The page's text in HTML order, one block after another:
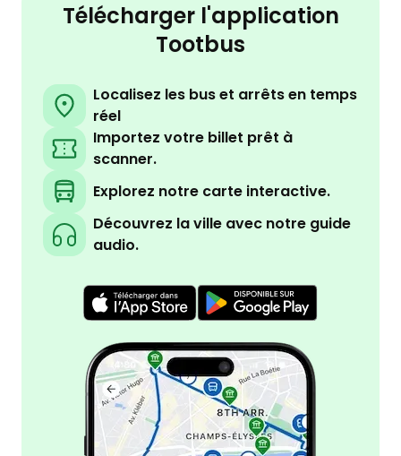
Télécharger l'application
Tootbus
Localisez les bus et arrêts en temps
réel
Importez votre billet prêt à
scanner.
Explorez notre carte interactive.
Découvrez la ville avec notre guide
audio.